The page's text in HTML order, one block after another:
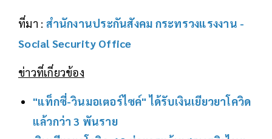
ที่มา : สำนักงานประกันสังคม กระทรวงแรงงาน -
Social Security Office
ข่าวที่เกี่ยวข้อง
"แท็กซี่-วินมอเตอร์ไซค์" ได้รับเงินเยียวยาโควิด
แล้วกว่า 3 พันราย